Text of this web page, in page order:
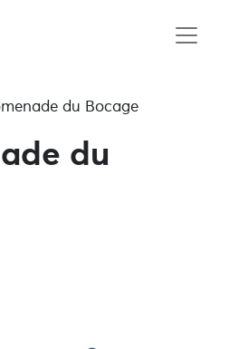
du Bocage
du